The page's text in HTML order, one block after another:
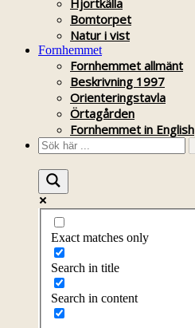
Hjortkälla
Bomtorpet
Natur i vist
Fornhemmet
Fornhemmet allmänt
Beskrivning 1997
Orienteringstavla
Örtagården
Fornhemmet in English
Exact matches only
Search in title
Search in content